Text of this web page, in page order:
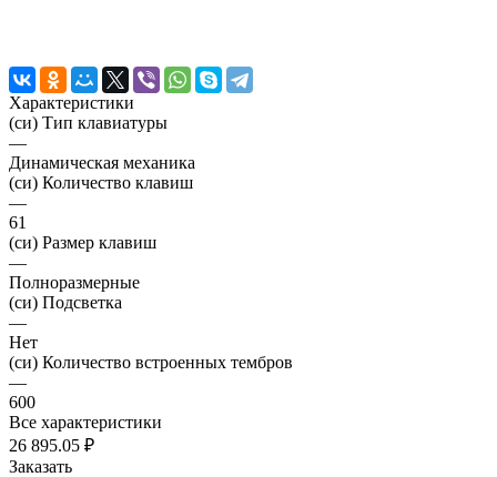
Характеристики
(си) Тип клавиатуры
—
Динамическая механика
(си) Количество клавиш
—
61
(си) Размер клавиш
—
Полноразмерные
(си) Подсветка
—
Нет
(си) Количество встроенных тембров
—
600
Все характеристики
26 895.05 ₽
Заказать